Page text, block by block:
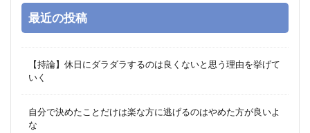
最近の投稿
【持論】休日にダラダラするのは良くないと思う理由を挙げて
いく
自分で決めたことだけは楽な方に逃げるのはやめた方が良いよ
な